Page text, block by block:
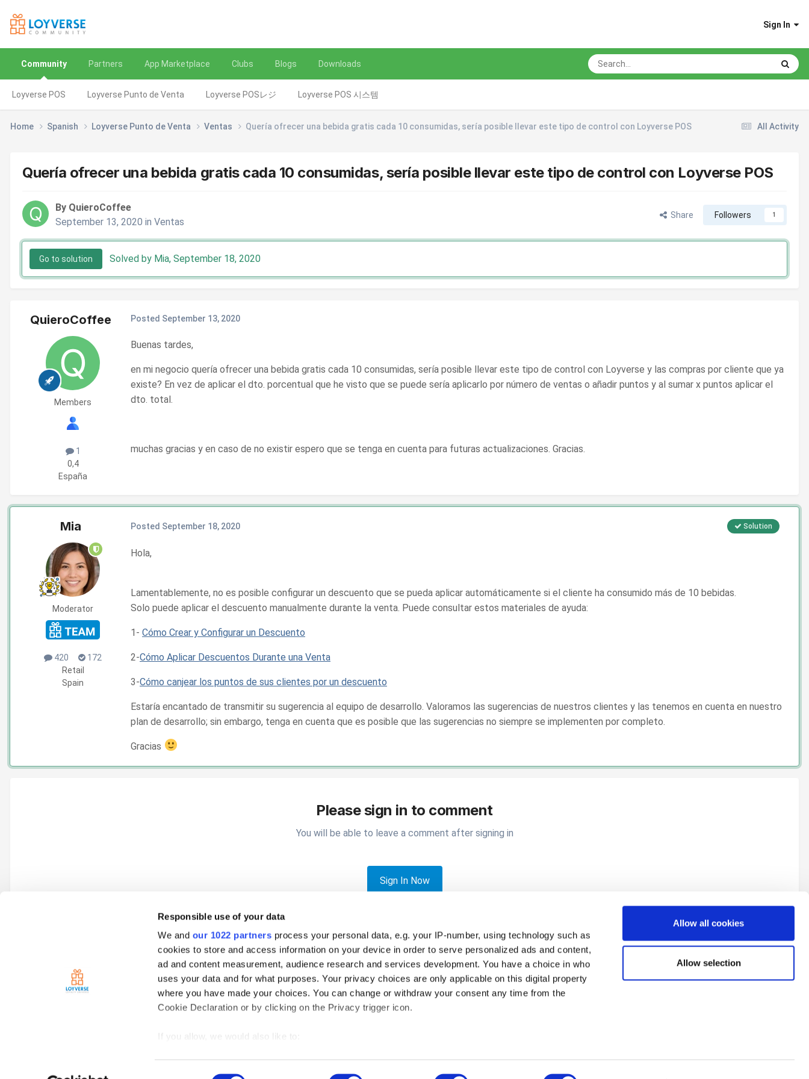
Responsible use of your data
We and our 1022 partners process your personal data, e.g. your IP-number, using technology such as
cookies to store and access information on your device in order to serve personalized ads and content,
ad and content measurement, audience research and services development. You have a choice in who
uses your data and for what purposes. Your privacy choices are only applicable on this digital property
where you have made your choices. You can change or withdraw your consent any time from the
Cookie Declaration or by clicking on the Privacy trigger icon.
If you allow, we would also like to:
Allow all cookies
Allow selection
Sign In
Community
Loyverse POS Loyverse Punto de Venta Loyverse POSレジ Loyverse POS 시스템
Partners App Marketplace Clubs Blogs Downloads
All Activity
Home Spanish Loyverse Punto de Venta Ventas Quería ofrecer una bebida gratis cada 10 consumidas, sería posible llevar este tipo de control con Loyverse POS
Quería ofrecer una bebida gratis cada 10 consumidas, sería posible llevar este tipo de control con Loyverse POS
By QuieroCoffee
September 13, 2020 in Ventas
Share Followers 1
Go to solution Solved by Mia, September 18, 2020
QuieroCoffee
Members
1
0,4
España
Posted September 13, 2020
Buenas tardes,
en mi negocio quería ofrecer una bebida gratis cada 10 consumidas, sería posible llevar este tipo de control con Loyverse y las compras por cliente que ya
existe? En vez de aplicar el dto. porcentual que he visto que se puede sería aplicarlo por número de ventas o añadir puntos y al sumar x puntos aplicar el
dto. total.
muchas gracias y en caso de no existir espero que se tenga en cuenta para futuras actualizaciones. Gracias.
Mia
Moderator
420
172
Retail
Spain
Solution
Posted September 18, 2020
Hola,
Lamentablemente, no es posible configurar un descuento que se pueda aplicar automáticamente si el cliente ha consumido más de 10 bebidas.
Solo puede aplicar el descuento manualmente durante la venta. Puede consultar estos materiales de ayuda:
1- Cómo Crear y Configurar un Descuento
2-Cómo Aplicar Descuentos Durante una Venta
3-Cómo canjear los puntos de sus clientes por un descuento
Estaría encantado de transmitir su sugerencia al equipo de desarrollo. Valoramos las sugerencias de nuestros clientes y las tenemos en cuenta en nuestro
plan de desarrollo; sin embargo, tenga en cuenta que es posible que las sugerencias no siempre se implementen por completo.
Gracias
Please sign in to comment
You will be able to leave a comment after signing in
Sign In Now
Spanish Loyverse Punto de Venta Ventas Quería ofrecer una bebida gratis cada 10 consumidas, sería posible llevar este tipo de control con Loyverse POS
© 2026 Loyverse Commerce Ltd.